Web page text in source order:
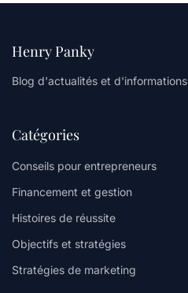
Henry Panky
Blog d'actualités et d'informations
Catégories
Conseils pour entrepreneurs
Financement et gestion
Histoires de réussite
Objectifs et stratégies
Stratégies de marketing